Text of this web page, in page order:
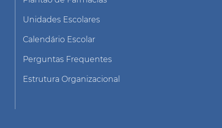
Unidades Escolares
Calendário Escolar
Perguntas Frequentes
Estrutura Organizacional